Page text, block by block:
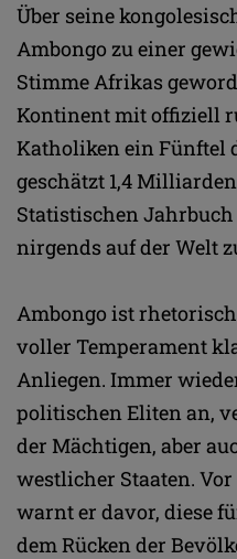
Über seine
Ambongo zu einer
Stimme Afrikas
Kontinent mit offiziell
Katholiken ein Fünftel
geschätzt 1,4
Statistischen
nirgends auf der Welt
Ambongo ist
voller Temperament
Anliegen. Immer
politischen Eliten an,
der Mächtigen, aber
westlicher Staaten.
warnt er davor, diese
dem Rücken der